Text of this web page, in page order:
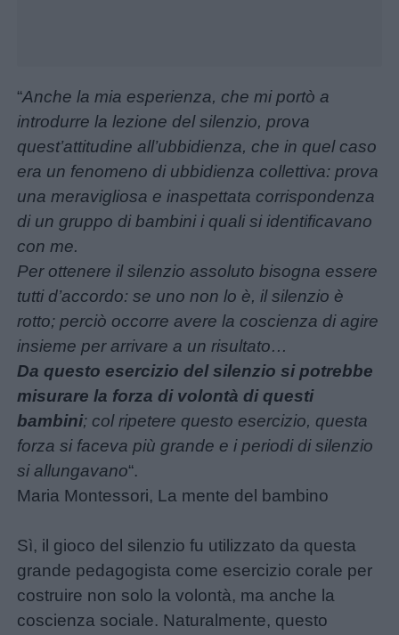
Schede
didattiche
Disegni
da
colorare
Storie
per
bambini
Feste
e
giornate
Giochi
Lavoretti
because
the
or
network
failed
because
format
not
supported.
“Anche la mia esperienza, che mi portò a
introdurre la lezione del silenzio, prova
quest’attitudine all’ubbidienza, che in quel caso
era un fenomeno di ubbidienza collettiva: prova
una meravigliosa e inaspettata corrispondenza
di un gruppo di bambini i quali si identificavano
con me.
Per ottenere il silenzio assoluto bisogna essere
tutti d’accordo: se uno non lo è, il silenzio è
rotto; perciò occorre avere la coscienza di agire
insieme per arrivare a un risultato…
Da questo esercizio del silenzio si potrebbe
misurare la forza di volontà di questi
bambini; col ripetere questo esercizio, questa
forza si faceva più grande e i periodi di silenzio
si allungavano“.
Maria Montessori, La mente del bambino
Sì, il gioco del silenzio fu utilizzato da questa
grande pedagogista come esercizio corale per
costruire non solo la volontà, ma anche la
coscienza sociale. Naturalmente, questo